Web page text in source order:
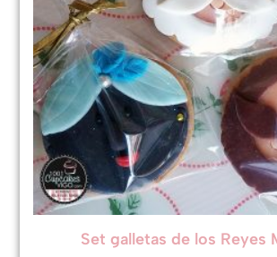
Set galletas de los Reyes